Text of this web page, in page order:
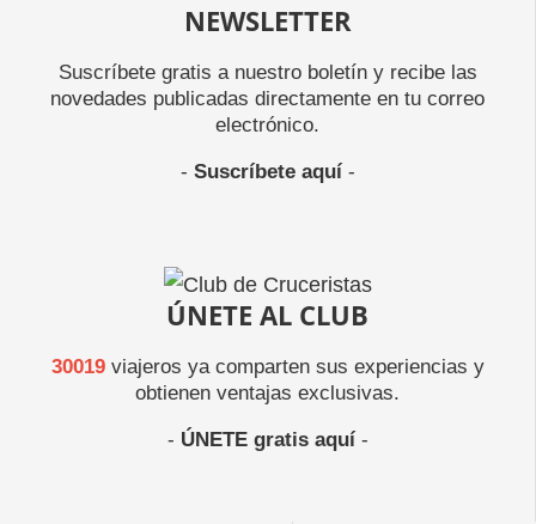
NEWSLETTER
Suscríbete gratis a nuestro boletín y recibe las
novedades publicadas directamente en tu correo
electrónico.
- Suscríbete aquí-
ÚNETE AL CLUB
30019viajeros ya comparten sus experiencias y
obtienen ventajas exclusivas.
- ÚNETE gratis aquí-